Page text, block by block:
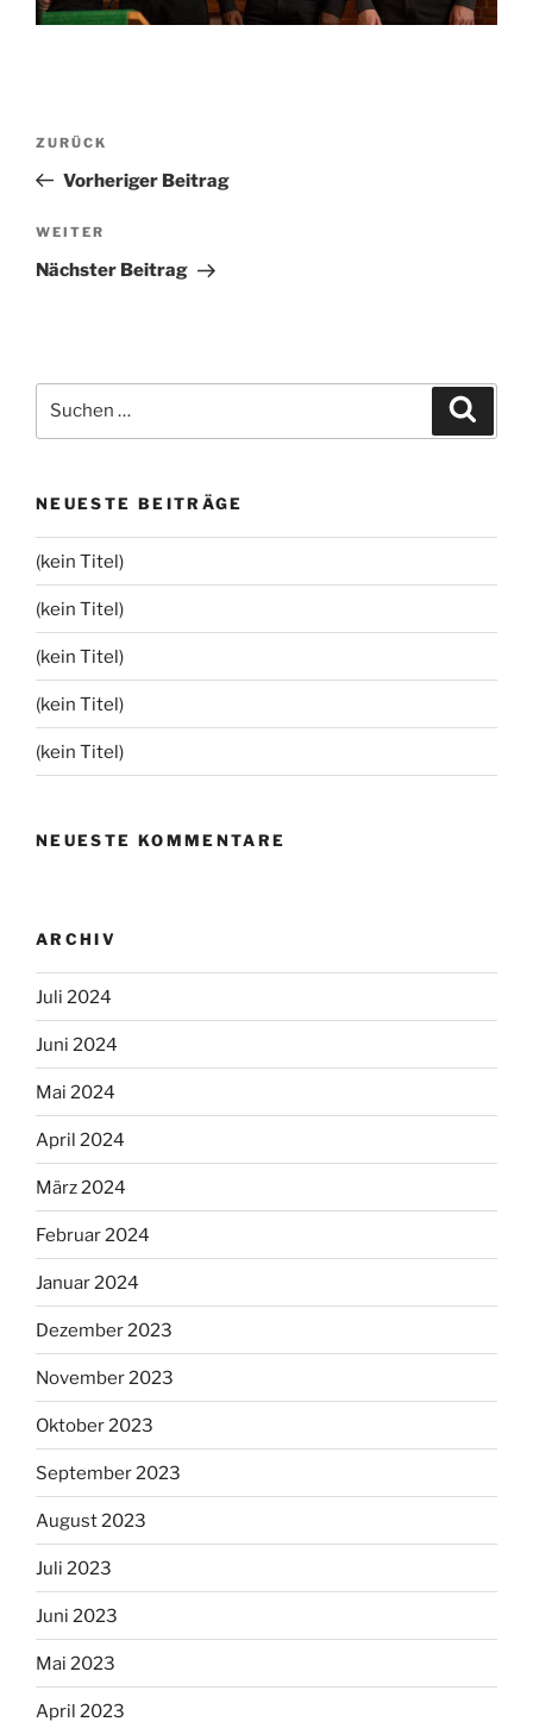
Beitragsnavigation
Vorheriger
Beitrag
ZURÜCK
Vorheriger Beitrag
Nächster
Beitrag
WEITER
Nächster Beitrag
nach:
NEUESTE BEITRÄGE
(kein Titel)
(kein Titel)
(kein Titel)
(kein Titel)
(kein Titel)
NEUESTE KOMMENTARE
ARCHIV
Juli 2024
Juni 2024
Mai 2024
April 2024
März 2024
Februar 2024
Januar 2024
Dezember 2023
November 2023
Oktober 2023
September 2023
August 2023
Juli 2023
Juni 2023
Mai 2023
April 2023